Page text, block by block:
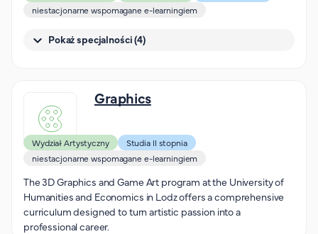
Organizacja studiów
Dyżury prorektorów
O rekrutacji
Jak zostać studentem AHE
Zasady przyjęcia na studia
Harmonogram przyjęć na studia
niestacjonarne wspomagane e-learningiem
Pokaż specjalności (4)
Graphics
Wydział Artystyczny
Studia II stopnia
niestacjonarne wspomagane e-learningiem
The 3D Graphics and Game Art program at the University of
Humanities and Economics in Lodz offers a comprehensive
curriculum designed to turn artistic passion into a
professional career.